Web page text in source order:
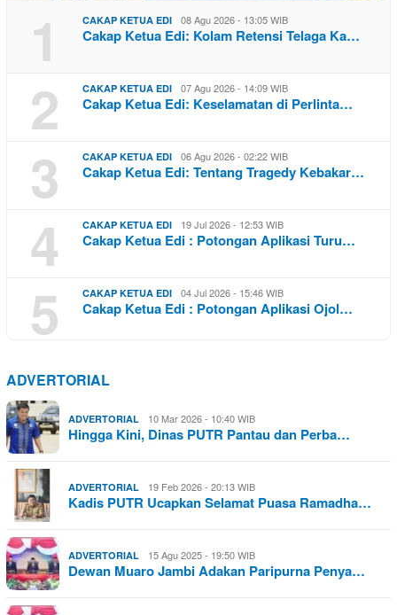
1 CAKAP KETUA EDI 08 Agu 2026 - 13:05 WIB
Cakap Ketua Edi: Kolam Retensi Telaga Ka…
2 CAKAP KETUA EDI 07 Agu 2026 - 14:09 WIB
Cakap Ketua Edi: Keselamatan di Perlinta…
3 CAKAP KETUA EDI 06 Agu 2026 - 02:22 WIB
Cakap Ketua Edi: Tentang Tragedy Kebakar…
4 CAKAP KETUA EDI 19 Jul 2026 - 12:53 WIB
Cakap Ketua Edi : Potongan Aplikasi Turu…
5 CAKAP KETUA EDI 04 Jul 2026 - 15:46 WIB
Cakap Ketua Edi : Potongan Aplikasi Ojol…
ADVERTORIAL
ADVERTORIAL 10 Mar 2026 - 10:40 WIB
Hingga Kini, Dinas PUTR Pantau dan Perba…
ADVERTORIAL 19 Feb 2026 - 20:13 WIB
Kadis PUTR Ucapkan Selamat Puasa Ramadha…
ADVERTORIAL 15 Agu 2025 - 19:50 WIB
Dewan Muaro Jambi Adakan Paripurna Penya…